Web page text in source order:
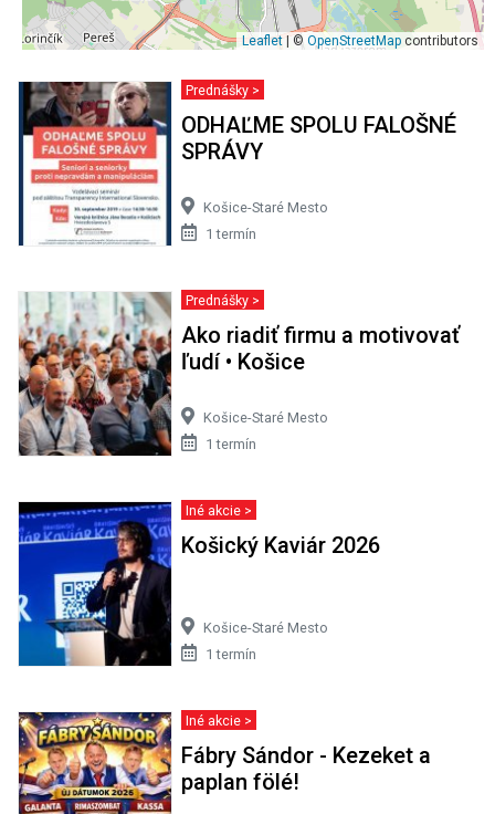
Leaflet | © OpenStreetMap contributors
Prednášky >
ODHAĽME SPOLU FALOŠNÉ
SPRÁVY
Košice-Staré Mesto
1 termín
Prednášky >
Ako riadiť firmu a motivovať
ľudí • Košice
Košice-Staré Mesto
1 termín
Iné akcie >
Košický Kaviár 2026
Košice-Staré Mesto
1 termín
Iné akcie >
Fábry Sándor - Kezeket a
paplan fölé!